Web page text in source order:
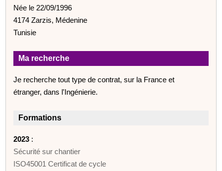
Née le 22/09/1996
4174 Zarzis, Médenine
Tunisie
Ma recherche
Je recherche tout type de contrat, sur la France et
étranger, dans l'Ingénierie.
Formations
2023 :
Sécurité sur chantier
ISO45001 Certificat de cycle